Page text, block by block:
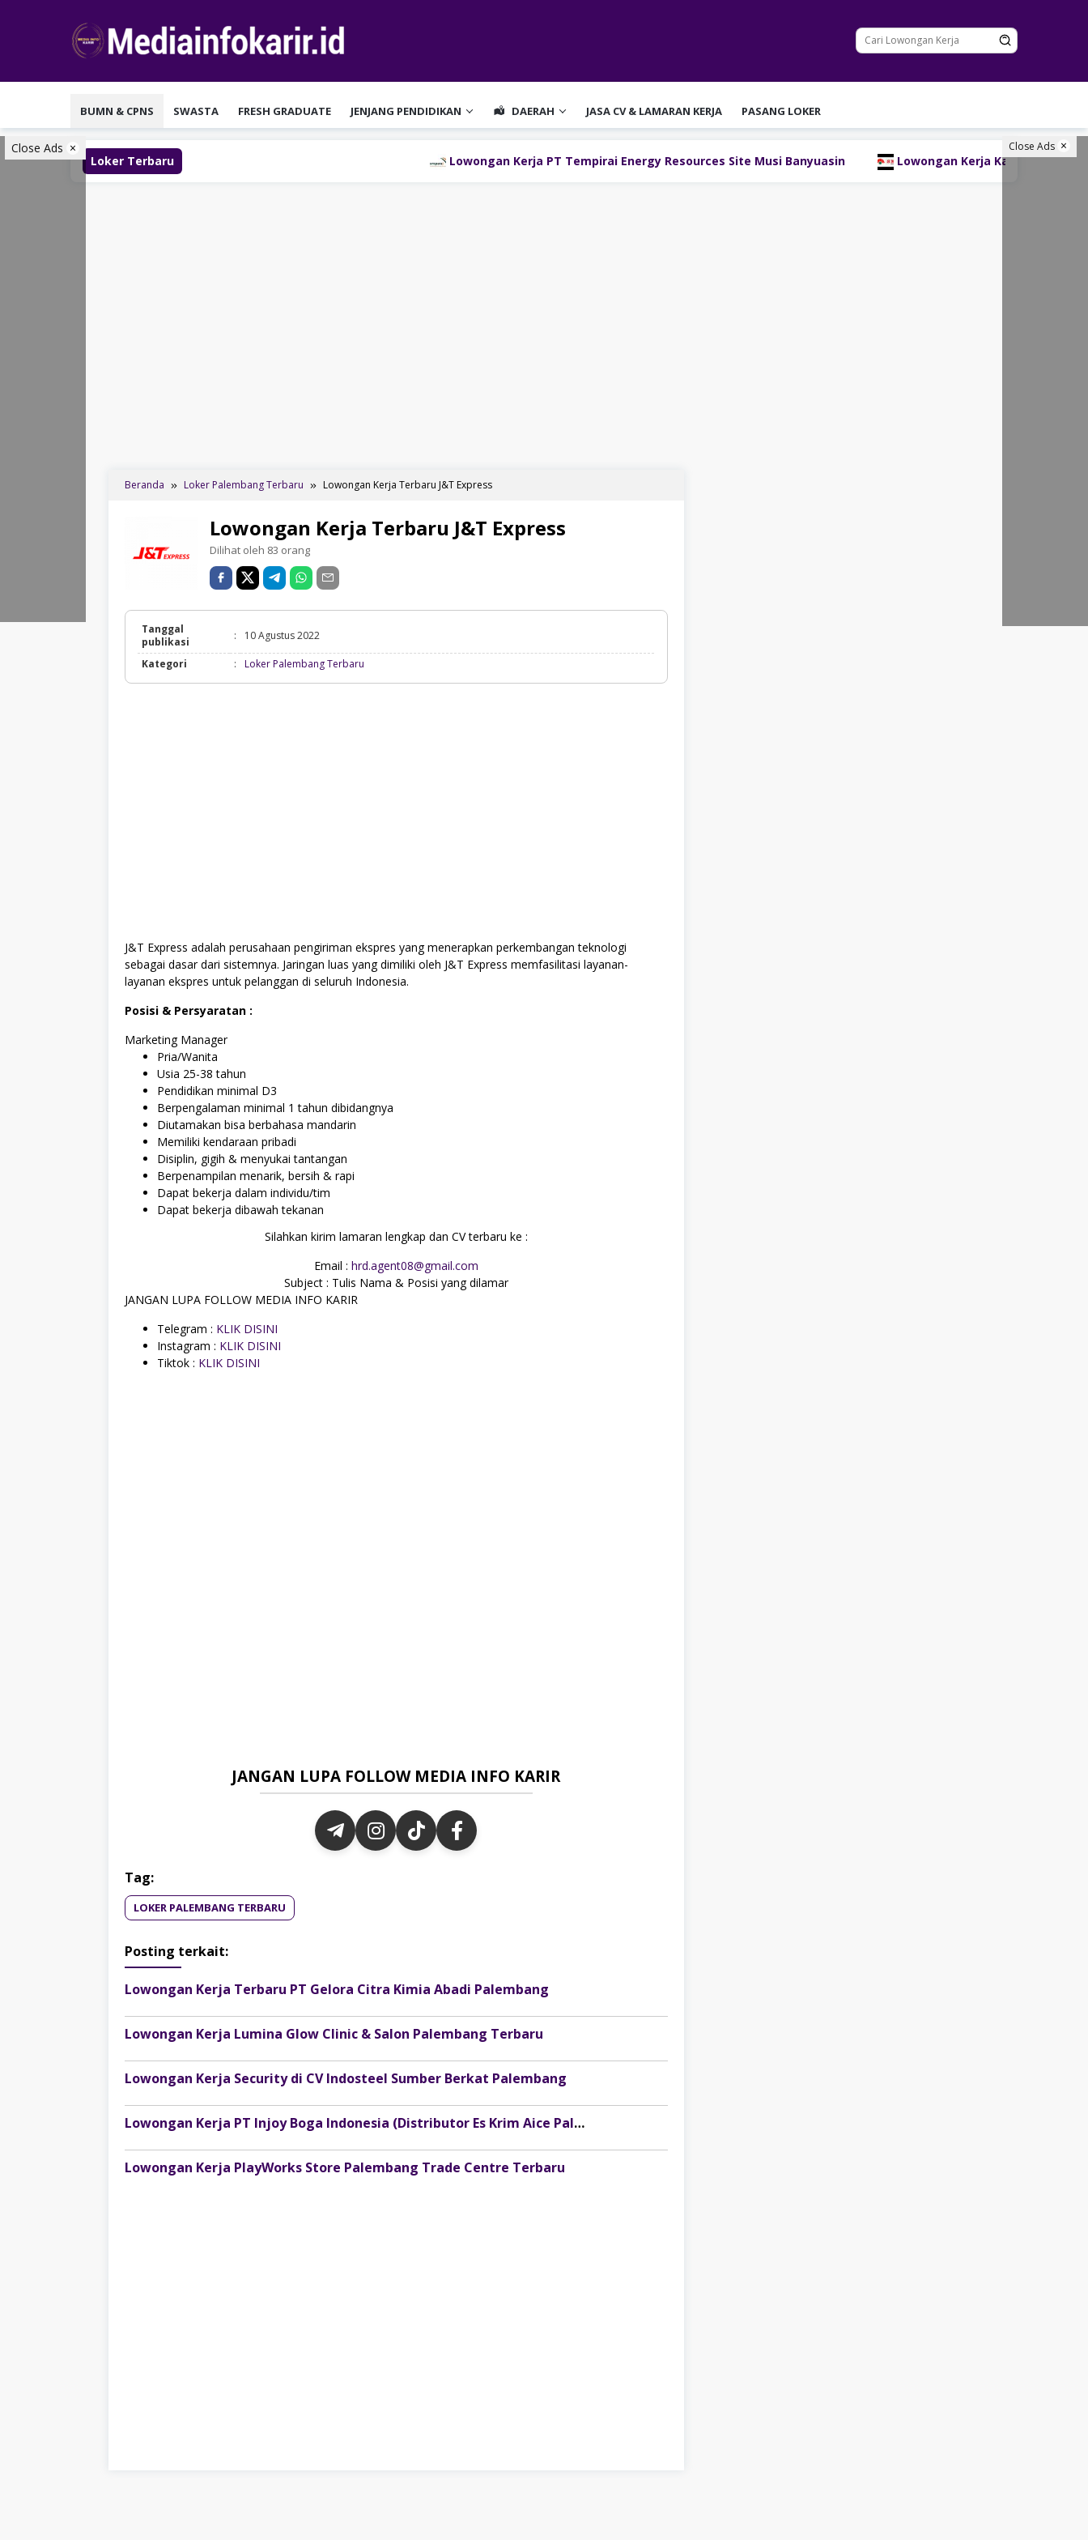
BUMN & CPNS SWASTA FRESH GRADUATE JENJANG PENDIDIKAN DAERAH JASA CV & LAMARAN KERJA PASANG LOKER
Close Ads Close Ads
Loker Terbaru Lowongan Kerja PT Tempirai Energy Resources Site Musi Banyuasin Lowongan Kerja Kasir SM Swalayan
Beranda Loker Palembang Terbaru Lowongan Kerja Terbaru J&T Express
Lowongan Kerja Terbaru J&T Express
Dilihat oleh 83 orang
Tanggal
publikasi
: 10 Agustus 2022
Kategori : Loker Palembang Terbaru
J&T Express adalah perusahaan pengiriman ekspres yang menerapkan perkembangan teknologi
sebagai dasar dari sistemnya. Jaringan luas yang dimiliki oleh J&T Express memfasilitasi layanan-
layanan ekspres untuk pelanggan di seluruh Indonesia.
Posisi & Persyaratan :
Marketing Manager
Pria/Wanita
Usia 25-38 tahun
Pendidikan minimal D3
Berpengalaman minimal 1 tahun dibidangnya
Diutamakan bisa berbahasa mandarin
Memiliki kendaraan pribadi
Disiplin, gigih & menyukai tantangan
Berpenampilan menarik, bersih & rapi
Dapat bekerja dalam individu/tim
Dapat bekerja dibawah tekanan
Silahkan kirim lamaran lengkap dan CV terbaru ke :
Email : hrd.agent08@gmail.com
Subject : Tulis Nama & Posisi yang dilamar
JANGAN LUPA FOLLOW MEDIA INFO KARIR
Telegram : KLIK DISINI
Instagram : KLIK DISINI
Tiktok : KLIK DISINI
JANGAN LUPA FOLLOW MEDIA INFO KARIR
Tag:
LOKER PALEMBANG TERBARU
Posting terkait:
Lowongan Kerja Terbaru PT Gelora Citra Kimia Abadi Palembang
Lowongan Kerja Lumina Glow Clinic & Salon Palembang Terbaru
Lowongan Kerja Security di CV Indosteel Sumber Berkat Palembang
Lowongan Kerja PT Injoy Boga Indonesia (Distributor Es Krim Aice Palembang)
Lowongan Kerja PlayWorks Store Palembang Trade Centre Terbaru